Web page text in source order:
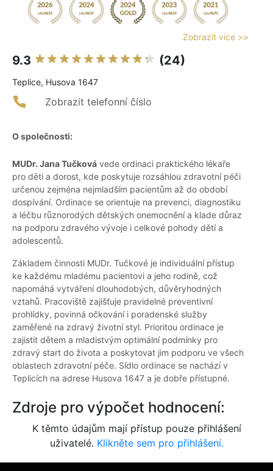
Zobrazit více >>
9.3 (24)
Teplice, Husova 1647
Zobrazit telefonní číslo
O společnosti:
MUDr. Jana Tučková vede ordinaci praktického lékaře
pro děti a dorost, kde poskytuje rozsáhlou zdravotní péči
určenou zejména nejmladším pacientům až do období
dospívání. Ordinace se orientuje na prevenci, diagnostiku
a léčbu různorodých dětských onemocnění a klade důraz
na podporu zdravého vývoje i celkové pohody dětí a
adolescentů.
Základem činnosti MUDr. Tučkové je individuální přístup
ke každému mladému pacientovi a jeho rodině, což
napomáhá vytváření dlouhodobých, důvěryhodných
vztahů. Pracoviště zajišťuje pravidelné preventivní
prohlídky, povinná očkování i poradenské služby
zaměřené na zdravý životní styl. Prioritou ordinace je
zajistit dětem a mladistvým optimální podmínky pro
zdravý start do života a poskytovat jim podporu ve všech
oblastech zdravotní péče. Sídlo ordinace se nachází v
Teplicích na adrese Husova 1647 a je dobře přístupné.
Zdroje pro výpočet hodnocení:
K těmto údajům mají přístup pouze přihlášení
uživatelé. Klikněte sem pro přihlášení.